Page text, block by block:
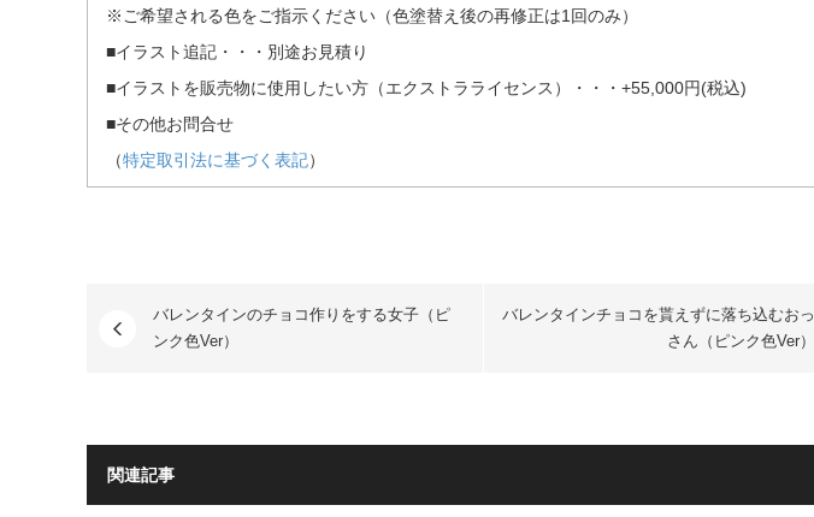
※ご希望される色をご指示ください（色塗替え後の再修正は1回のみ）
■イラスト追記・・・別途お見積り
■イラストを販売物に使用したい方（エクストラライセンス）・・・+55,000円(税込)
■その他お問合せ
（特定取引法に基づく表記）
バレンタインのチョコ作りをする女子（ピ
ンク色Ver）
バレンタインチョコを貰えずに落ち込むおっ
さん（ピンク色Ver）
関連記事